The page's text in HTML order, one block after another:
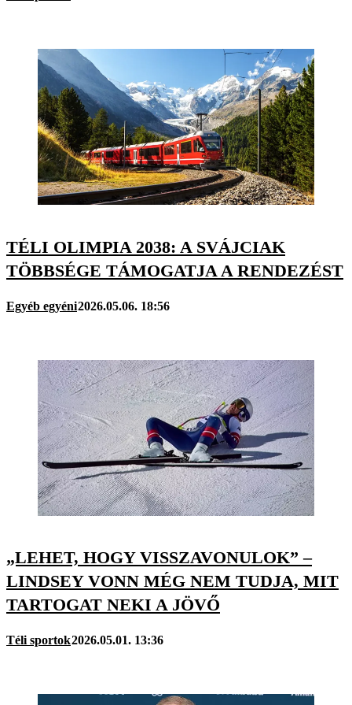
TÉLI OLIMPIA 2038: A SVÁJCIAK
TÖBBSÉGE TÁMOGATJA A RENDEZÉST
Egyéb egyéni2026.05.06. 18:56
„LEHET, HOGY VISSZAVONULOK” –
LINDSEY VONN MÉG NEM TUDJA, MIT
TARTOGAT NEKI A JÖVŐ
Téli sportok2026.05.01. 13:36